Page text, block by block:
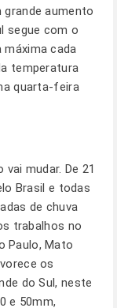
aumento
segue com o
cada
temperatura
quarta-feira
mudar. De 21
Brasil e todas
de chuva
trabalhos no
Paulo, Mato
os
do Sul, neste
e 50mm,